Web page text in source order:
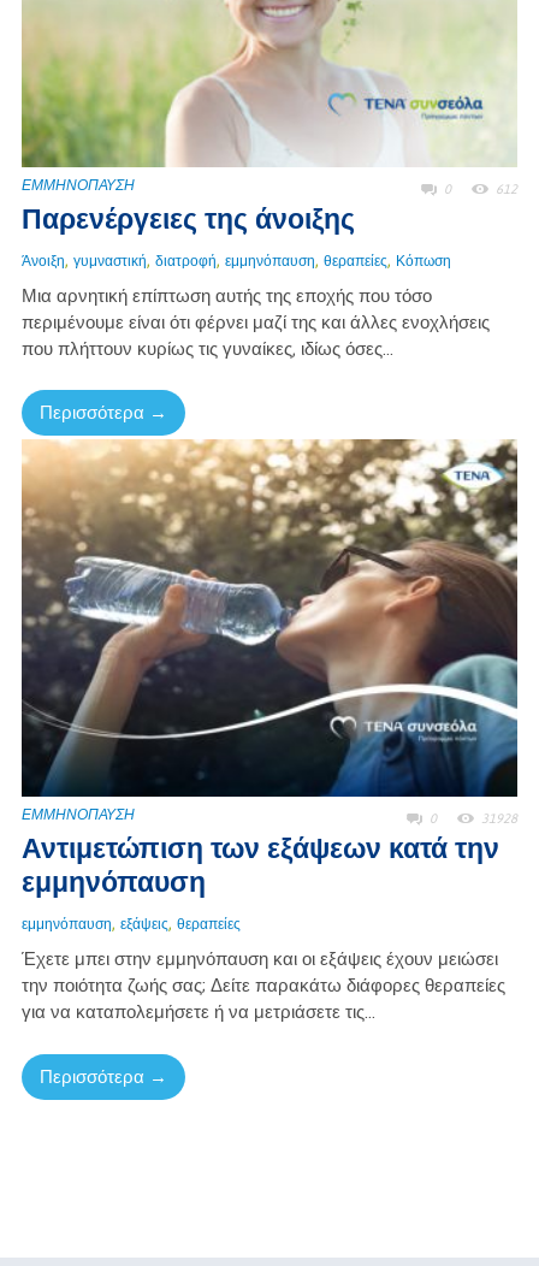
ΕΜΜΗΝΟΠΑΥΣΗ 0 612
Παρενέργειες της άνοιξης
Άνοιξη, γυμναστική, διατροφή, εμμηνόπαυση, θεραπείες, Κόπωση
Μια αρνητική επίπτωση αυτής της εποχής που τόσο
περιμένουμε είναι ότι φέρνει μαζί της και άλλες ενοχλήσεις
που πλήττουν κυρίως τις γυναίκες, ιδίως όσες...
Περισσότερα →
ΕΜΜΗΝΟΠΑΥΣΗ 0 31928
Αντιμετώπιση των εξάψεων κατά την
εμμηνόπαυση
εμμηνόπαυση, εξάψεις, θεραπείες
Έχετε μπει στην εμμηνόπαυση και οι εξάψεις έχουν μειώσει
την ποιότητα ζωής σας; Δείτε παρακάτω διάφορες θεραπείες
για να καταπολεμήσετε ή να μετριάσετε τις...
Περισσότερα →